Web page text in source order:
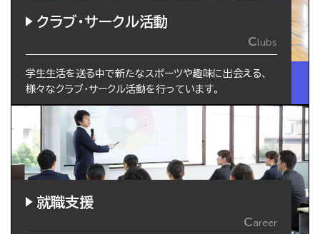
クラブ・サークル活動
C lubs
学生生活を送る中で新たなスポーツや趣味に出会える、
様々なクラブ・サークル活動を行っています。
就職支援
Career